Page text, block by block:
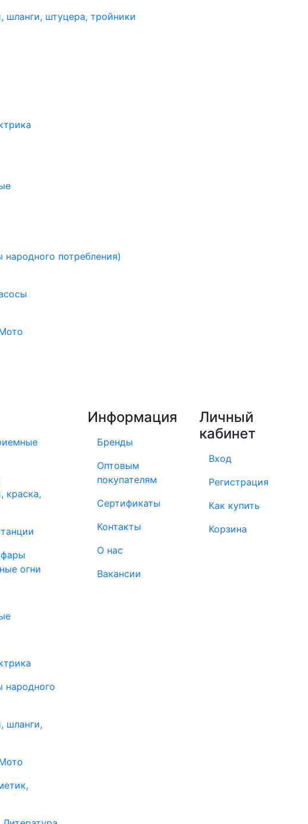
шланги, штуцера, тройники
потребления)
краска,
огни
народного
шланги,
Информация
Бренды
Оптовым
покупателям
Сертификаты
Контакты
О нас
Вакансии
Личный
кабинет
Вход
Регистрация
Как купить
Корзина